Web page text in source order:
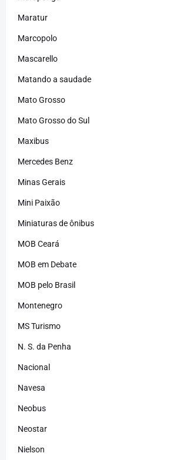
Maratur
Marcopolo
Mascarello
Matando a saudade
Mato Grosso
Mato Grosso do Sul
Maxibus
Mercedes Benz
Minas Gerais
Mini Paixão
Miniaturas de ônibus
MOB Ceará
MOB em Debate
MOB pelo Brasil
Montenegro
MS Turismo
N. S. da Penha
Nacional
Navesa
Neobus
Neostar
Nielson